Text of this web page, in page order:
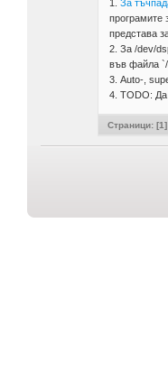
1. За
програмите
представа
2. За /dev/
във файла `/
3. Auto-,
4. TODO:
Страници: [1]